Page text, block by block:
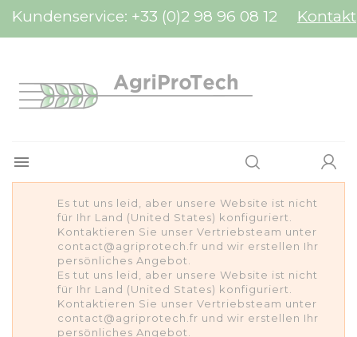
Kundenservice: +33 (0)2 98 96 08 12 Kontakt

Es tut uns leid, aber unsere Website ist nicht
für Ihr Land (United States) konfiguriert.
Kontaktieren Sie unser Vertriebsteam unter
contact@agriprotech.fr und wir erstellen Ihr
persönliches Angebot.
Es tut uns leid, aber unsere Website ist nicht
für Ihr Land (United States) konfiguriert.
Kontaktieren Sie unser Vertriebsteam unter
contact@agriprotech.fr und wir erstellen Ihr
persönliches Angebot.
Cookie-Einstellungen